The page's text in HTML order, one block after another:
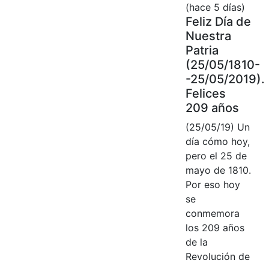
(hace 5 días)
Feliz Día de
Nuestra
Patria
(25/05/1810-
-25/05/2019).
Felices
209 años
(25/05/19) Un
día cómo hoy,
pero el 25 de
mayo de 1810.
Por eso hoy
se
conmemora
los 209 años
de la
Revolución de